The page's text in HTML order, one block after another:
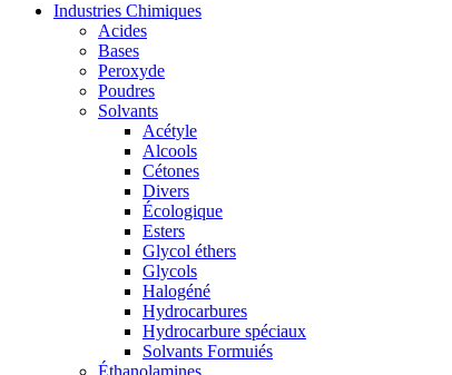
Industries Chimiques
Acides
Bases
Peroxyde
Poudres
Solvants
Acétyle
Alcools
Cétones
Divers
Écologique
Esters
Glycol éthers
Glycols
Halogéné
Hydrocarbures
Hydrocarbure spéciaux
Solvants Formuiés
Éthanolamines